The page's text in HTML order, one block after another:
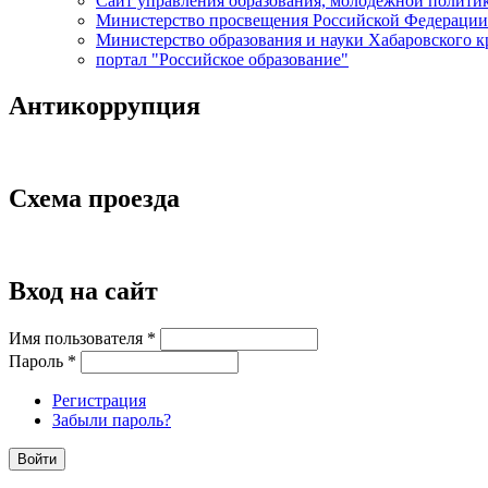
Министерство просвещения Российской Федерации
Министерство образования и науки Хабаровского
портал "Российское образование"
Антикоррупция
Схема проезда
Вход на сайт
Имя пользователя *
Пароль *
Регистрация
Забыли пароль?